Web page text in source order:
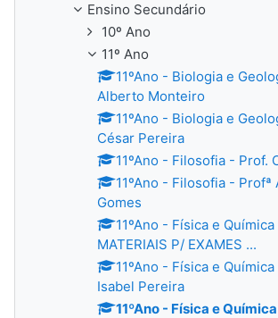
Ensino Secundário
10º Ano
11º Ano
11ºAno - Biologia e
Alberto Monteiro
11ºAno - Biologia e
César Pereira
11ºAno - Filosofia - Prof.
11ºAno - Filosofia - Profª
Gomes
11ºAno - Física e Química
MATERIAIS P/ EXAMES ...
11ºAno - Física e
Isabel Pereira
11ºAno - Física e